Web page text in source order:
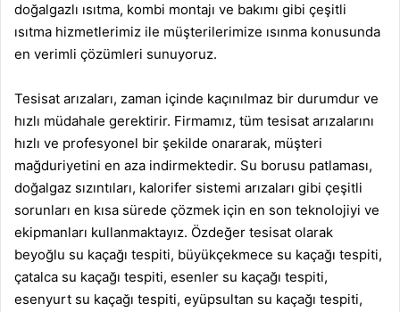
doğalgazlı ısıtma, kombi montajı ve bakımı gibi çeşitli
ısıtma hizmetlerimiz ile müşterilerimize ısınma konusunda
en verimli çözümleri sunuyoruz.
Tesisat arızaları, zaman içinde kaçınılmaz bir durumdur ve
hızlı müdahale gerektirir. Firmamız, tüm tesisat arızalarını
hızlı ve profesyonel bir şekilde onararak, müşteri
mağduriyetini en aza indirmektedir. Su borusu patlaması,
doğalgaz sızıntıları, kalorifer sistemi arızaları gibi çeşitli
sorunları en kısa sürede çözmek için en son teknolojiyi ve
ekipmanları kullanmaktayız. Özdeğer tesisat olarak
beyoğlu su kaçağı tespiti, büyükçekmece su kaçağı tespiti,
çatalca su kaçağı tespiti, esenler su kaçağı tespiti,
esenyurt su kaçağı tespiti, eyüpsultan su kaçağı tespiti,